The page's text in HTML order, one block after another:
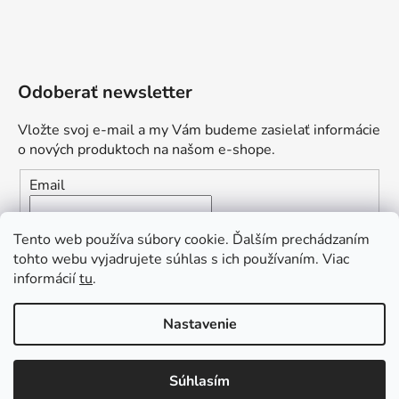
Tento web používa súbory cookie. Ďalším prechádzaním
tohto webu vyjadrujete súhlas s ich používaním. Viac
informáciítu.
Nastavenie
Súhlasím
: Zaplaťte vopred a získajte
Odoberať newsletter
Vložte svoj e-mail a my Vám budeme zasielať informácie
o nových produktoch na našom e-shope.
Email
Vložením e-mailu súhlasíte s
podmienkami ochrany
osobných údajov
Vytvoril Shoptet Premium
môžem pomôcť?“